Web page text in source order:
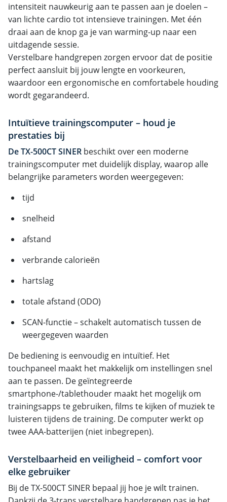
intensiteit nauwkeurig aan te passen aan je doelen –
van lichte cardio tot intensieve trainingen. Met één
draai aan de knop ga je van warming-up naar een
uitdagende sessie.
Verstelbare handgrepen zorgen ervoor dat de positie
perfect aansluit bij jouw lengte en voorkeuren,
waardoor een ergonomische en comfortabele houding
wordt gegarandeerd.
Intuïtieve trainingscomputer – houd je
prestaties bij
De TX-500CT SINER beschikt over een moderne
trainingscomputer met duidelijk display, waarop alle
belangrijke parameters worden weergegeven:
tijd
snelheid
afstand
verbrande calorieën
hartslag
totale afstand (ODO)
SCAN-functie – schakelt automatisch tussen de
weergegeven waarden
De bediening is eenvoudig en intuïtief. Het
touchpaneel maakt het makkelijk om instellingen snel
aan te passen. De geïntegreerde
smartphone-/tablethouder maakt het mogelijk om
trainingsapps te gebruiken, films te kijken of muziek te
luisteren tijdens de training. De computer werkt op
twee AAA-batterijen (niet inbegrepen).
Verstelbaarheid en veiligheid – comfort voor
elke gebruiker
Bij de TX-500CT SINER bepaal jij hoe je wilt trainen.